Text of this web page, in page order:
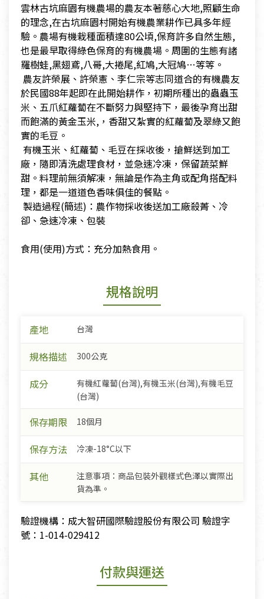
雲林古坑麻園有機農場的農友本著慈心大地,照顧生命
的理念,在古坑麻園村開始有機農業耕作已具多年經
驗。農場有機栽種面積達80公頃,保育許多自然生態,
也是最早取得綠色保育的有機農場。周圍的生態有諸
羅樹蛙,黑翅鳶,八哥,大捲尾,紅鳩,大冠鳩…等等。
​ 農友許榮展、許榮憲、李仁宗等志同道合的有機農友
於民國88年起即在此開始耕作，初期所種出的蟲蟲玉
米、五爪紅蘿蔔在不斷努力與堅持下，最後孕育出甜
而飽滿的黃金玉米,，香甜又紮實的紅蘿蔔及翠綠又飽
實的毛豆。
​ 有機玉米、紅蘿蔔、毛豆在採收後，搶鮮送到加工
廠，隨即清洗處理食材，並急速冷凍，保留蔬菜鮮
甜。料理前無須解凍，無論是作為主角或配角搭配料
理，都是一道道色香味俱佳的餐點。
​ 製造過程(簡述)：農作物採收後送加工廠殺菁、冷
卻、急速冷凍、包裝
​食用(使用)方式：充分加熱食用。
規格說明
產地 台灣
規格描述 300公克
成分
有機紅蘿蔔(台灣),有機玉米(台灣),有機毛豆
(台灣)
保存期限 18個月
保存方法 冷凍-18°C以下
其他
注意事項：商品包裝外觀樣式色澤以實際出
貨為準。
驗證機構：成大智研國際驗證股份有限公司 驗證字
號：1-014-029412
付款與運送